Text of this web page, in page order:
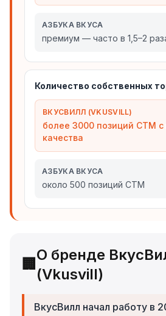
АЗБУКА ВКУСА
премиум — часто в 1,5–2
Количество собственных
ВКУСВИЛЛ (VKUSVILL)
более 3000 позиций СТМ с
качества
АЗБУКА ВКУСА
около 500 позиций СТМ
🏢
О бренде
(Vkusvill)
ВкусВилл начал работу в